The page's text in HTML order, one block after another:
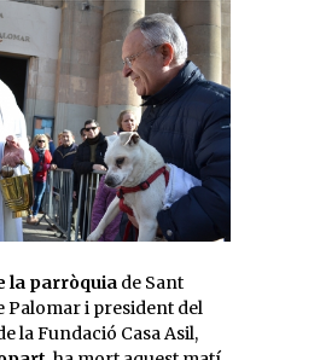
la parròquia de Sant
Palomar i president del
la Fundació Casa Asil,